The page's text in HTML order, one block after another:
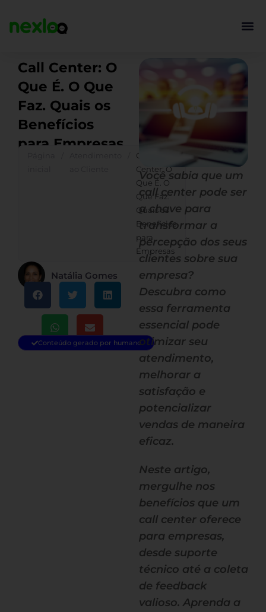
para
Call Center: O
Que É. O Que
Faz. Quais os
Benefícios
para Empresas
Call
Center: O
Que É. O
Que Faz.
Quais os
Benefícios
para
Empresas
Natália Gomes
Conteúdo gerado por humano
Você sabia que um
call center pode ser
a chave para
transformar a
percepção dos seus
clientes sobre sua
empresa?
Descubra como
essa ferramenta
essencial pode
otimizar seu
atendimento,
melhorar a
satisfação e
potencializar
vendas de maneira
eficaz.
Neste artigo,
mergulhe nos
benefícios que um
call center oferece
para empresas,
desde suporte
técnico até a coleta
de feedback
valioso. Aprenda a